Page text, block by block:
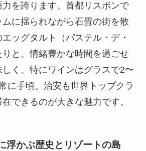
を誇ります。首都リスボンで
に揺られながら石畳の街を散
ッグタルト（パステル・デ・
と、情緒豊かな時間を過ごせ
しく、特にワインはグラスで2〜
に手頃。治安も世界トップクラ
できるのが大きな魅力です。
浮かぶ歴史とリゾートの島